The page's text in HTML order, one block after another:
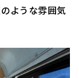
ような雰囲気